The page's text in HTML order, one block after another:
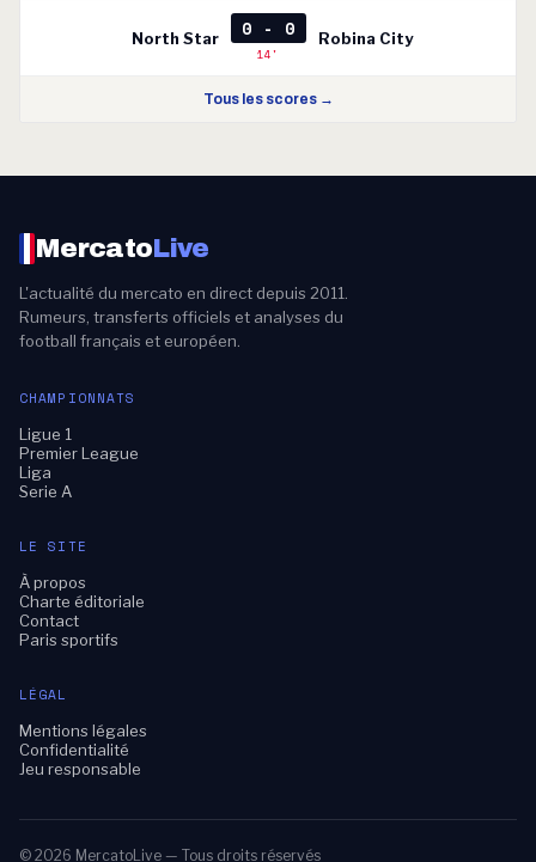
North Star 0 - 0
14'
Robina City
Tous les scores →
MercatoLive
L'actualité du mercato en direct depuis 2011.
Rumeurs, transferts officiels et analyses du
football français et européen.
CHAMPIONNATS
Ligue 1
Premier League
Liga
Serie A
LE SITE
À propos
Charte éditoriale
Contact
Paris sportifs
LÉGAL
Mentions légales
Confidentialité
Jeu responsable
© 2026 MercatoLive — Tous droits réservés